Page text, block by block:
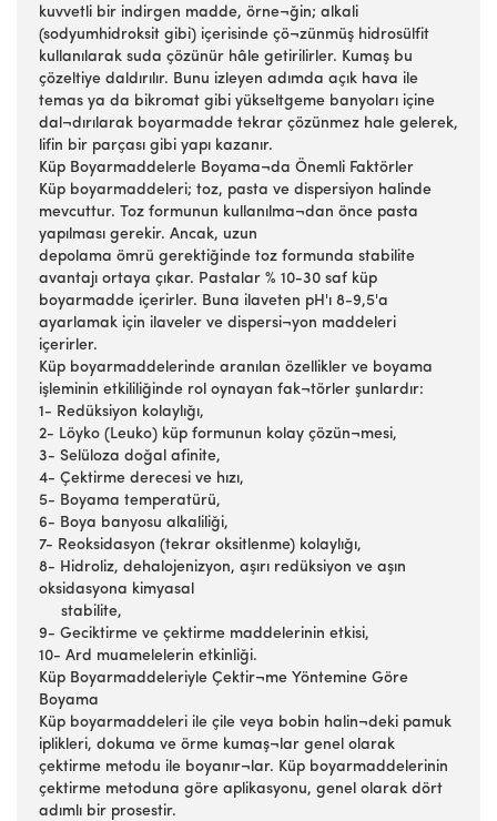
kuvvetli bir indirgen madde, örne¬ğin; alkali
(sodyumhidroksit gibi) içerisinde çö¬zünmüş hidrosülfit
kullanılarak suda çözünür hâle getirilirler. Kumaş bu
çözeltiye daldırılır. Bunu izleyen adımda açık hava ile
temas ya da bikromat gibi yükseltgeme banyoları içine
dal¬dırılarak boyarmadde tekrar çözünmez hale gelerek,
lifin bir parçası gibi yapı kazanır.
Küp Boyarmaddelerle Boyama¬da Önemli Faktörler
Küp boyarmaddeleri; toz, pasta ve dispersiyon halinde
mevcuttur. Toz formunun kullanılma¬dan önce pasta
yapılması gerekir. Ancak, uzun
depolama ömrü gerektiğinde toz formunda stabilite
avantajı ortaya çıkar. Pastalar % 10-30 saf küp
boyarmadde içerirler. Buna ilaveten pH'ı 8-9,5'a
ayarlamak için ilaveler ve dispersi¬yon maddeleri
içerirler.
Küp boyarmaddelerinde aranılan özellikler ve boyama
işleminin etkililiğinde rol oynayan fak¬törler şunlardır:
1- Redüksiyon kolaylığı,
2- Löyko (Leuko) küp formunun kolay çözün¬mesi,
3- Selüloza doğal afinite,
4- Çektirme derecesi ve hızı,
5- Boyama temperatürü,
6- Boya banyosu alkaliliği,
7- Reoksidasyon (tekrar oksitlenme) kolaylığı,
8- Hidroliz, dehalojenizyon, aşırı redüksiyon ve aşın
oksidasyona kimyasal
stabilite,
9- Geciktirme ve çektirme maddelerinin etkisi,
10- Ard muamelelerin etkinliği.
Küp Boyarmaddeleriyle Çektir¬me Yöntemine Göre
Boyama
Küp boyarmaddeleri ile çile veya bobin halin¬deki pamuk
iplikleri, dokuma ve örme kumaş¬lar genel olarak
çektirme metodu ile boyanır¬lar. Küp boyarmaddelerinin
çektirme metoduna göre aplikasyonu, genel olarak dört
adımlı bir prosestir.